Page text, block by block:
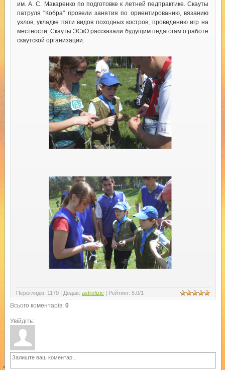
им. А. С. Макаренко по подготовке к летней педпрактике. Скауты
патруля "Кобра" провели занятия по ориентированию, вязанию
узлов, укладке пяти видов походных костров, проведению игр на
местности. Скауты ЭСкО рассказали будущим педагогам о работе
скаутской организации.
Переглядів: 1170| Додав: astrofizic | Рейтинг: 5.0/1
Всього коментарів: 0
Увійдіть: